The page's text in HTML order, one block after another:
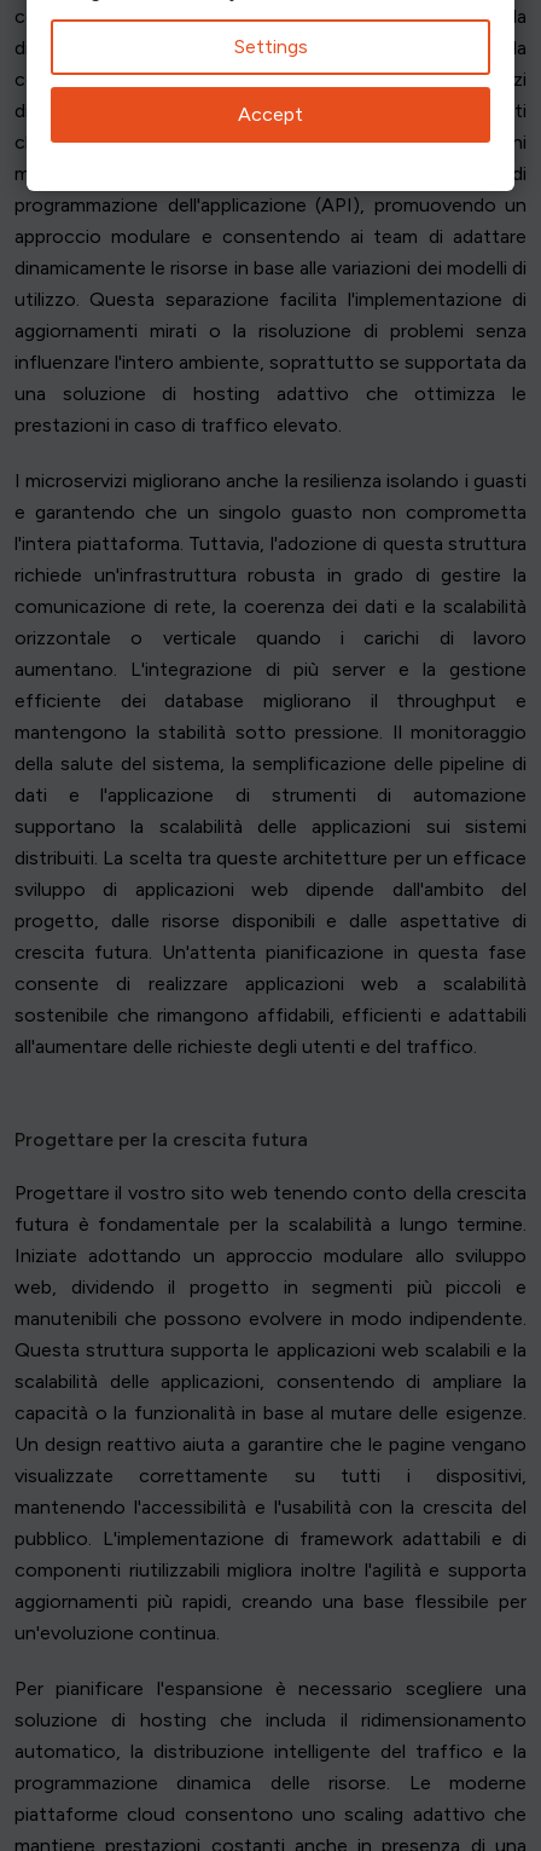
componenti in un'unica base di codice, semplificando la
distribuzione ma limitando la scalabilità all'aumentare della
complessità. Al contrario, un framework a microservizi
divide un'applicazione in moduli più piccoli e indipendenti
che possono evolvere o scalare individualmente. Ogni
modulo comunica attraverso un'interfaccia di
programmazione dell'applicazione (API), promuovendo un
approccio modulare e consentendo ai team di adattare
dinamicamente le risorse in base alle variazioni dei modelli di
utilizzo. Questa separazione facilita l'implementazione di
aggiornamenti mirati o la risoluzione di problemi senza
influenzare l'intero ambiente, soprattutto se supportata da
una soluzione di hosting adattivo che ottimizza le
prestazioni in caso di traffico elevato.
I microservizi migliorano anche la resilienza isolando i guasti
e garantendo che un singolo guasto non comprometta
l'intera piattaforma. Tuttavia, l'adozione di questa struttura
richiede un'infrastruttura robusta in grado di gestire la
comunicazione di rete, la coerenza dei dati e la scalabilità
orizzontale o verticale quando i carichi di lavoro
aumentano. L'integrazione di più server e la gestione
efficiente dei database migliorano il throughput e
mantengono la stabilità sotto pressione. Il monitoraggio
della salute del sistema, la semplificazione delle pipeline di
dati e l'applicazione di strumenti di automazione
supportano la scalabilità delle applicazioni sui sistemi
distribuiti. La scelta tra queste architetture per un efficace
sviluppo di applicazioni web dipende dall'ambito del
progetto, dalle risorse disponibili e dalle aspettative di
crescita futura. Un'attenta pianificazione in questa fase
consente di realizzare applicazioni web a scalabilità
sostenibile che rimangono affidabili, efficienti e adattabili
all'aumentare delle richieste degli utenti e del traffico.
Progettare per la crescita futura
Progettare il vostro sito web tenendo conto della crescita
futura è fondamentale per la scalabilità a lungo termine.
Iniziate adottando un approccio modulare allo sviluppo
web, dividendo il progetto in segmenti più piccoli e
manutenibili che possono evolvere in modo indipendente.
Questa struttura supporta le applicazioni web scalabili e la
scalabilità delle applicazioni, consentendo di ampliare la
capacità o la funzionalità in base al mutare delle esigenze.
Un design reattivo aiuta a garantire che le pagine vengano
visualizzate correttamente su tutti i dispositivi,
mantenendo l'accessibilità e l'usabilità con la crescita del
pubblico. L'implementazione di framework adattabili e di
componenti riutilizzabili migliora inoltre l'agilità e supporta
aggiornamenti più rapidi, creando una base flessibile per
un'evoluzione continua.
Per pianificare l'espansione è necessario scegliere una
soluzione di hosting che includa il ridimensionamento
automatico, la distribuzione intelligente del traffico e la
programmazione dinamica delle risorse. Le moderne
piattaforme cloud consentono uno scaling adattivo che
mantiene prestazioni costanti anche in presenza di una
Settings
Accept